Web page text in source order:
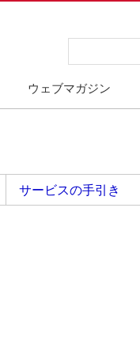
ウェブマガジン
サービスの手引き